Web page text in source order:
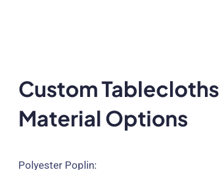
Custom Tablecloths
Material Options
Polyester Poplin: